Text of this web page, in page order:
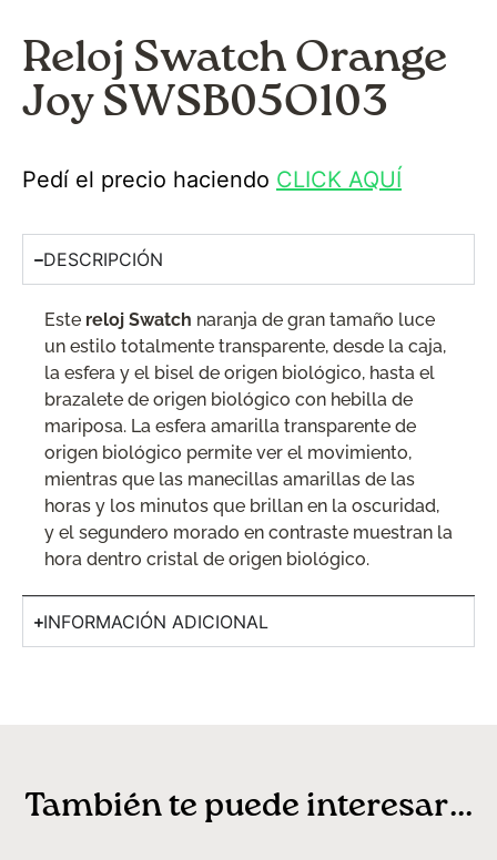
Reloj Swatch Orange
Joy SWSB05O103
Pedí el precio haciendo CLICK AQUÍ
DESCRIPCIÓN
Este reloj Swatch naranja de gran tamaño luce
un estilo totalmente transparente, desde la caja,
la esfera y el bisel de origen biológico, hasta el
brazalete de origen biológico con hebilla de
mariposa. La esfera amarilla transparente de
origen biológico permite ver el movimiento,
mientras que las manecillas amarillas de las
horas y los minutos que brillan en la oscuridad,
y el segundero morado en contraste muestran la
hora dentro cristal de origen biológico.
INFORMACIÓN ADICIONAL
También te puede interesar...